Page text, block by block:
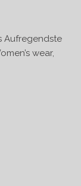
Aufregendste
wear,